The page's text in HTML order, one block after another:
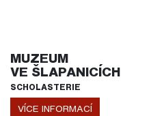
MUZEUM
VE ŠLAPANICÍCH
SCHOLASTERIE
VÍCE INFORMACÍ